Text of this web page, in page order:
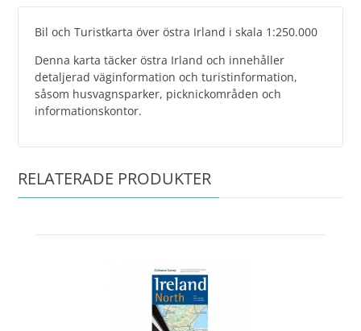
Bil och Turistkarta över östra Irland i skala 1:250.000
Denna karta täcker östra Irland och innehåller
detaljerad väginformation och turistinformation,
såsom husvagnsparker, picknickområden och
informationskontor.
RELATERADE PRODUKTER